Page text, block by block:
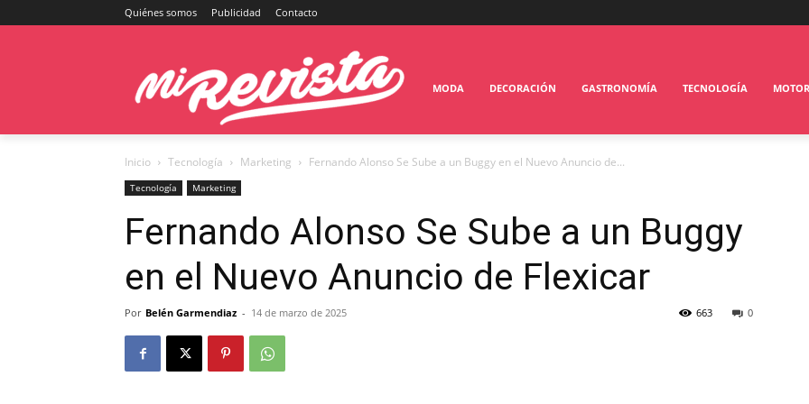
Quiénes somos Publicidad Contacto
MODA DECORACIÓN GASTRONOMÍA TECNOLOGÍA MOTOR
Inicio Tecnología Marketing Fernando Alonso Se Sube a un Buggy en el Nuevo Anuncio de...
Tecnología Marketing
Fernando Alonso Se Sube a un Buggy
en el Nuevo Anuncio de Flexicar
Por Belén Garmendiaz - 14 de marzo de 2025 0
663